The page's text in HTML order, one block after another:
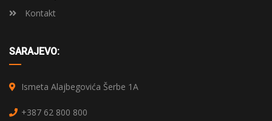
Kontakt
SARAJEVO:
Ismeta Alajbegovića Šerbe 1A
+387 62 800 800